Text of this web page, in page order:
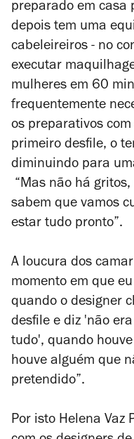
preparado em
depois tem uma
cabeleireiros - no
executar
mulheres em 60
frequentemente
os preparativos
primeiro desfile, o
diminuindo para
“Mas não há
sabem que vamos
estar tudo pronto”.
A loucura dos
momento em que
quando o designer
desfile e diz 'não
tudo', quando
houve alguém que
pretendido”.
Por isto Helena Vaz